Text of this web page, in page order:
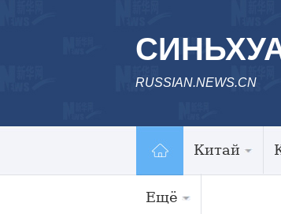
RUSSIAN.NEWS.CN
Китай
Ещё